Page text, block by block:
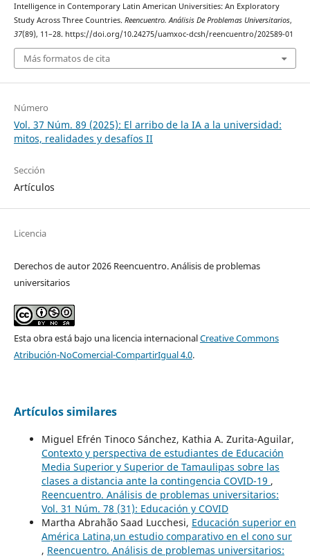
Intelligence in Contemporary Latin American Universities: An Exploratory
Study Across Three Countries. Reencuentro. Análisis De Problemas Universitarios,
37(89), 11–28. https://doi.org/10.24275/uamxoc-dcsh/reencuentro/202589-01
Más formatos de cita
Número
Vol. 37 Núm. 89 (2025): El arribo de la IA a la universidad:
mitos, realidades y desafíos II
Sección
Artículos
Licencia
Derechos de autor 2026 Reencuentro. Análisis de problemas
universitarios
Esta obra está bajo una licencia internacionalCreative Commons
Atribución-NoComercial-CompartirIgual 4.0.
Artículos similares
Miguel Efrén Tinoco Sánchez, Kathia A. Zurita-Aguilar,
Contexto y perspectiva de estudiantes de Educación
Media Superior y Superior de Tamaulipas sobre las
clases a distancia ante la contingencia COVID-19 ,
Reencuentro. Análisis de problemas universitarios:
Vol. 31 Núm. 78 (31): Educación y COVID
Martha Abrahão Saad Lucchesi, Educación superior en
América Latina,un estudio comparativo en el cono sur
, Reencuentro. Análisis de problemas universitarios: